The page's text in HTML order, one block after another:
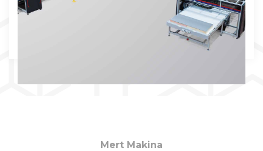
Mert Makina